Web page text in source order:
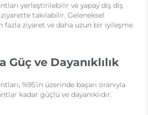
yerleştirilebilir ve yapay diş diş
takılabilir. Geleneksel
ziyaret ve daha uzun bir iyileşme
Güç ve Dayanıklılık
%95'in üzerinde başarı oranıyla
kadar güçlü ve dayanıklıdır.